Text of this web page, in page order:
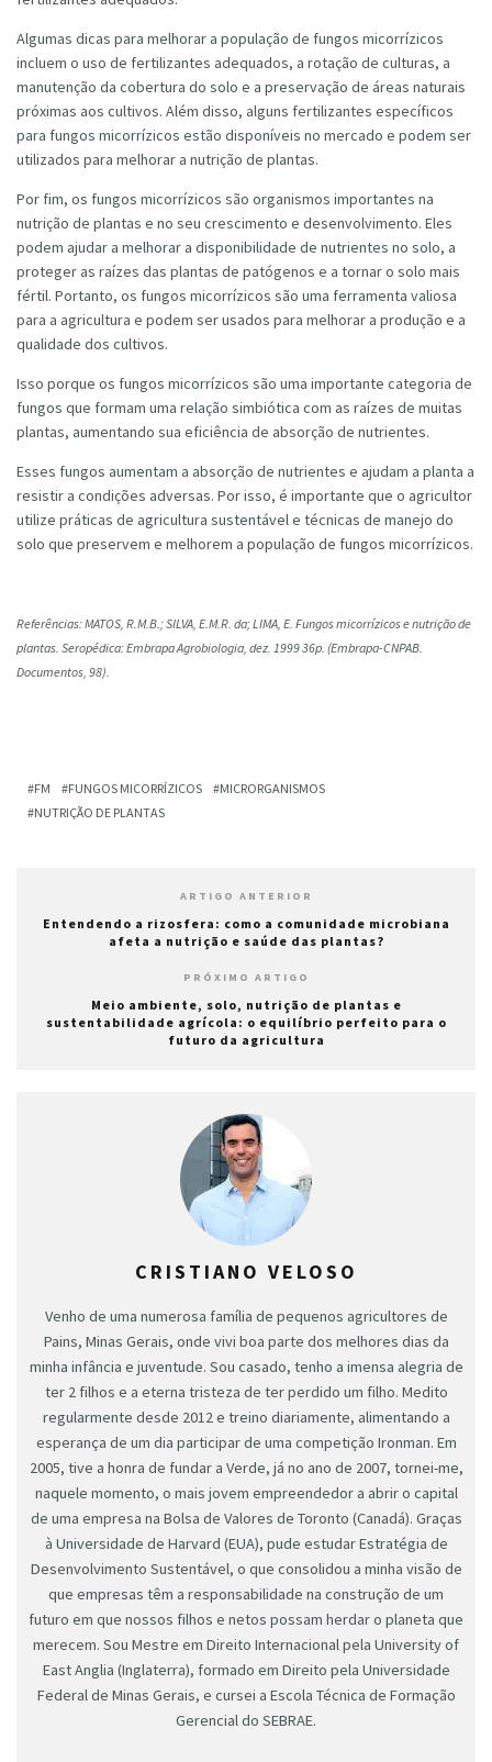
Algumas dicas para melhorar a população de fungos micorrízicos
incluem o uso de fertilizantes adequados, a rotação de culturas, a
manutenção da cobertura do solo e a preservação de áreas naturais
próximas aos cultivos. Além disso, alguns fertilizantes específicos
para fungos micorrízicos estão disponíveis no mercado e podem ser
utilizados para melhorar a nutrição de plantas.
Por fim, os fungos micorrízicos são organismos importantes na
nutrição de plantas e no seu crescimento e desenvolvimento. Eles
podem ajudar a melhorar a disponibilidade de nutrientes no solo, a
proteger as raízes das plantas de patógenos e a tornar o solo mais
fértil. Portanto, os fungos micorrízicos são uma ferramenta valiosa
para a agricultura e podem ser usados para melhorar a produção e a
qualidade dos cultivos.
Isso porque os fungos micorrízicos são uma importante categoria de
fungos que formam uma relação simbiótica com as raízes de muitas
plantas, aumentando sua eficiência de absorção de nutrientes.
Esses fungos aumentam a absorção de nutrientes e ajudam a planta a
resistir a condições adversas. Por isso, é importante que o agricultor
utilize práticas de agricultura sustentável e técnicas de manejo do
solo que preservem e melhorem a população de fungos micorrízicos.
Referências: MATOS, R.M.B.; SILVA, E.M.R. da; LIMA, E. Fungos micorrízicos e nutrição de
plantas. Seropédica: Embrapa Agrobiologia, dez. 1999 36p. (Embrapa-CNPAB.
Documentos, 98).
FM FUNGOS MICORRÍZICOS
MICRORGANISMOS
NUTRIÇÃO DE PLANTAS
ARTIGO ANTERIOR
Entendendo a rizosfera: como a comunidade microbiana
afeta a nutrição e saúde das plantas?
PRÓXIMO ARTIGO
Meio ambiente, solo, nutrição de plantas e
sustentabilidade agrícola: o equilíbrio perfeito para o
futuro da agricultura
CRISTIANO VELOSO
Venho de uma numerosa família de pequenos agricultores de
Pains, Minas Gerais, onde vivi boa parte dos melhores dias da
minha infância e juventude. Sou casado, tenho a imensa alegria de
ter 2 filhos e a eterna tristeza de ter perdido um filho. Medito
regularmente desde 2012 e treino diariamente, alimentando a
esperança de um dia participar de uma competição Ironman. Em
2005, tive a honra de fundar a Verde, já no ano de 2007, tornei-me,
naquele momento, o mais jovem empreendedor a abrir o capital
de uma empresa na Bolsa de Valores de Toronto (Canadá). Graças
à Universidade de Harvard (EUA), pude estudar Estratégia de
Desenvolvimento Sustentável, o que consolidou a minha visão de
que empresas têm a responsabilidade na construção de um
futuro em que nossos filhos e netos possam herdar o planeta que
merecem. Sou Mestre em Direito Internacional pela University of
East Anglia (Inglaterra), formado em Direito pela Universidade
Federal de Minas Gerais, e cursei a Escola Técnica de Formação
Gerencial do SEBRAE.